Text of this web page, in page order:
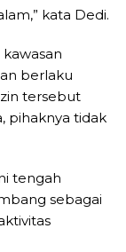
kata Dedi.
berlaku
tersebut
pihaknya tidak
tengah
sebagai